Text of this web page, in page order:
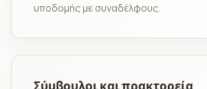
υποδομής με συναδέλφους.
Σύμβουλοι και πρακτορεία